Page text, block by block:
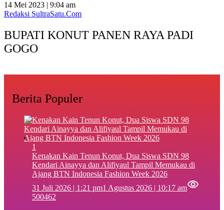
14 Mei 2023 | 9:04 am
Redaksi SultraSatu.Com
BUPATI KONUT PANEN RAYA PADI
GOGO
Berita Populer
1
‎Kenakan Kain Tenun Konut, Dua Siswa SDN 98
Kendari Ainayya dan Alifiyaul Tampil Memukau di
Ajang BTN Indonesia Fashion Week 2026
31 Juli 2026 | 1:21 pm1 Agustus 2026 | 10:17 am
500462